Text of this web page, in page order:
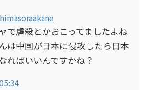
で虐殺とかおこってましたよね
は中国が日本に侵攻したら日本
ればいいんですかね？